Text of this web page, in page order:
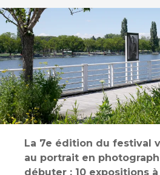
La 7e édition du festival
au portrait en
débuter : 10 expositions